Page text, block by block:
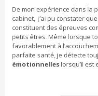
De mon expérience dans la
cabinet, j’ai pu constater
constituent des épreuves
petits êtres. Même lorsque
favorablement à
parfaite santé, je détecte
émotionnelleslorsqu’il est